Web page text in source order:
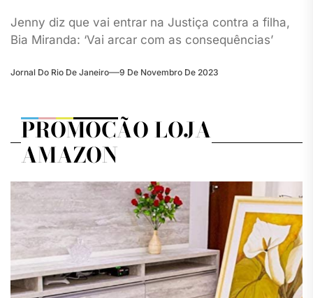
Jenny diz que vai entrar na Justiça contra a filha,
Bia Miranda: ‘Vai arcar com as consequências’
Jornal Do Rio De Janeiro 9 De Novembro De 2023
PROMOÇÃO LOJA
AMAZON